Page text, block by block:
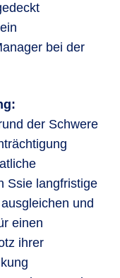
bei der
der Schwere
Ssie langfristige
und
einen
ihrer